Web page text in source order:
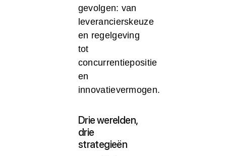
gevolgen: van
leverancierskeuze
en regelgeving
tot
concurrentiepositie
en
innovatievermogen.
Drie werelden,
drie
strategieën